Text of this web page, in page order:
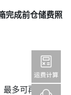
完成前仓储费照
多可再免费存